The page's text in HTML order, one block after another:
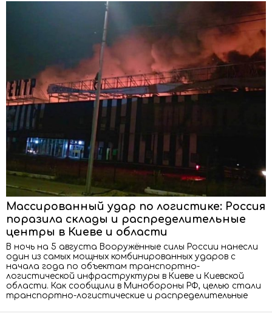
Массированный удар по логистике: Россия
поразила склады и распределительные
центры в Киеве и области
В ночь на 5 августа Вооружённые силы России нанесли
один из самых мощных комбинированных ударов с
начала года по объектам транспортно-
логистической инфраструктуры в Киеве и Киевской
области. Как сообщили в Минобороны РФ, целью стали
транспортно-логистические и распределительные